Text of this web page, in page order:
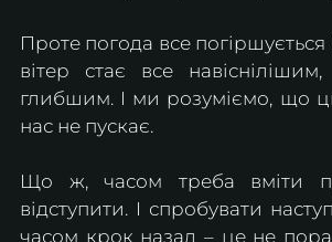
Проте погода все погіршується
вітер стає все
глибшим. І ми розуміємо, що
нас не пускає.
Що ж, часом треба вміти
відступити. І спробувати
часом крок назад – це не